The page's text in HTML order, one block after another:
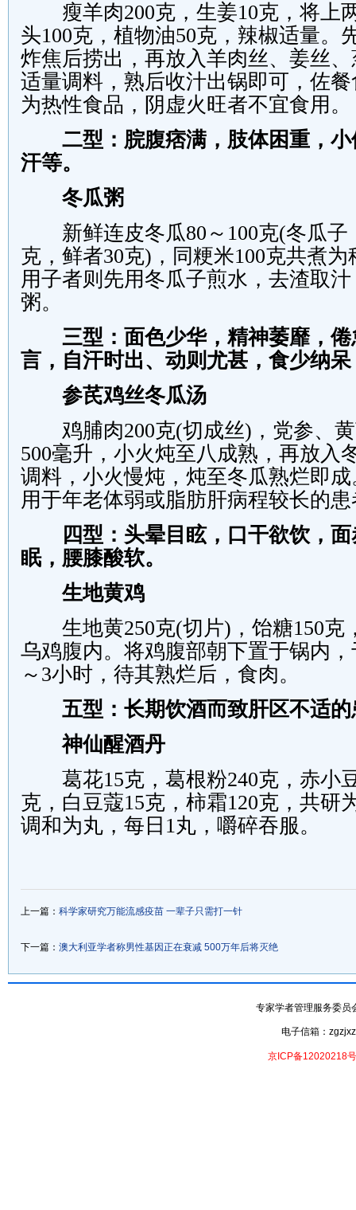
瘦羊肉200克，生姜10克，将上
头100克，植物油50克，辣椒适量。
炸焦后捞出，再放入羊肉丝、姜丝
适量调料，熟后收汁出锅即可，佐
为热性食品，阴虚火旺者不宜食用。
二型：脘腹痞满，肢体困重，小
汗等。
冬瓜粥
新鲜连皮冬瓜80 ～ 100克(冬瓜子
克，鲜者30克) ，同粳米100克共煮为
用子者则先用冬瓜子煎水，去渣取
粥。
三型：面色少华，精神萎靡，倦
言，自汗时出、动则尤甚，食少纳
参芪鸡丝冬瓜汤
鸡脯肉200克(切成丝) ，党参、
500毫升，小火炖至八成熟，再放入
调料，小火慢炖，炖至冬瓜熟烂即
用于年老体弱或脂肪肝病程较长的
四型：头晕目眩，口干欲饮，面
眠，腰膝酸软。
生地黄鸡
生地黄250克(切片) ，饴糖150克
乌鸡腹内。将鸡腹部朝下置于锅内
～ 3小时，待其熟烂后，食肉。
五型：长期饮酒而致肝区不适的
神仙醒酒丹
葛花15克，葛根粉240克，赤小
克，白豆蔻15克，柿霜120克，共研
调和为丸，每日 1丸，嚼碎吞服。
上一篇： 科学家研究万能流感疫苗 一辈子只需打一针
下一篇： 澳大利亚学者称男性基因正在衰减 500万年后将灭绝
专家学者管理服务委员
电子信箱：
京ICP备12020218